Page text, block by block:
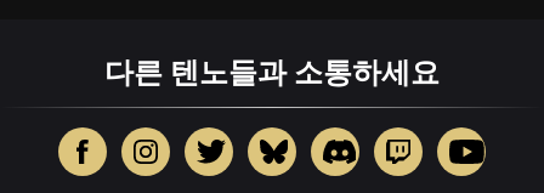
다른 텐노들과 소통하세요